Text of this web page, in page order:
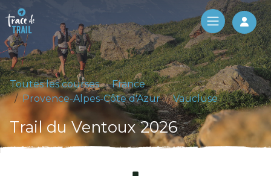
Log
Toutes les courses
France
Provence-Alpes-Côte d'Azur
Vaucluse
Trail du Ventoux 2026